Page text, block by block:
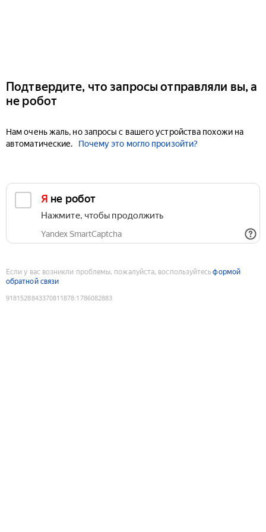
Подтвердите, что запросы отправляли вы, а
не робот
Нам очень жаль, но запросы с вашего устройства похожи на
автоматические.
Почему это могло произойти?
Я не робот
Нажмите, чтобы продолжить
Yandex SmartCaptcha
Если у вас возникли проблемы, пожалуйста, воспользуйтесьформой
обратной связи
9181528843370811878:1786082883